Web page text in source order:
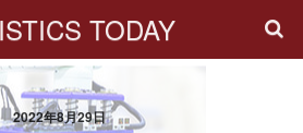
TODAY
2022年8月29日